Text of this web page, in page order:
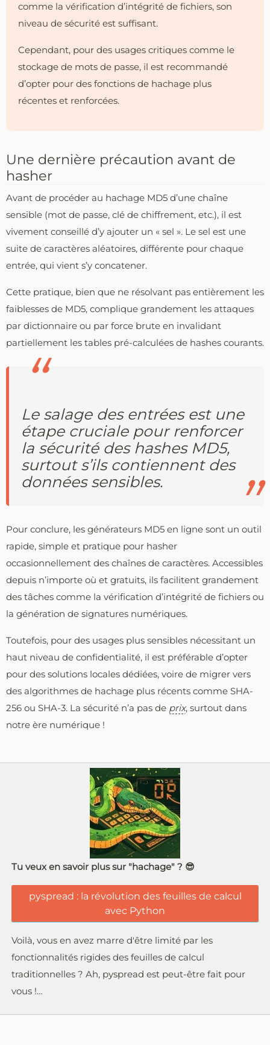
comme la vérification d’intégrité de fichiers, son
niveau de sécurité est suffisant.
Cependant, pour des usages critiques comme le
stockage de mots de passe, il est recommandé
d’opter pour des fonctions de hachage plus
récentes et renforcées.
Une dernière précaution avant de
hasher
Avant de procéder au hachage MD5 d’une chaîne
sensible (mot de passe, clé de chiffrement, etc.), il est
vivement conseillé d’y ajouter un « sel ». Le sel est une
suite de caractères aléatoires, différente pour chaque
entrée, qui vient s’y concatener.
Cette pratique, bien que ne résolvant pas entièrement les
faiblesses de MD5, complique grandement les attaques
par dictionnaire ou par force brute en invalidant
partiellement les tables pré-calculées de hashes courants.
Le salage des entrées est une
étape cruciale pour renforcer
la sécurité des hashes MD5,
surtout s’ils contiennent des
données sensibles.
Pour conclure, les générateurs MD5 en ligne sont un outil
rapide, simple et pratique pour hasher
occasionnellement des chaînes de caractères. Accessibles
depuis n’importe où et gratuits, ils facilitent grandement
des tâches comme la vérification d’intégrité de fichiers ou
la génération de signatures numériques.
Toutefois, pour des usages plus sensibles nécessitant un
haut niveau de confidentialité, il est préférable d’opter
pour des solutions locales dédiées, voire de migrer vers
des algorithmes de hachage plus récents comme SHA-
256 ou SHA-3. La sécurité n’a pas de prix, surtout dans
notre ère numérique !
Tu veux en savoir plus sur "hachage" ? 😎
pyspread : la révolution des feuilles de calcul
avec Python
Voilà, vous en avez marre d'être limité par les
fonctionnalités rigides des feuilles de calcul
traditionnelles ? Ah, pyspread est peut-être fait pour
vous !…